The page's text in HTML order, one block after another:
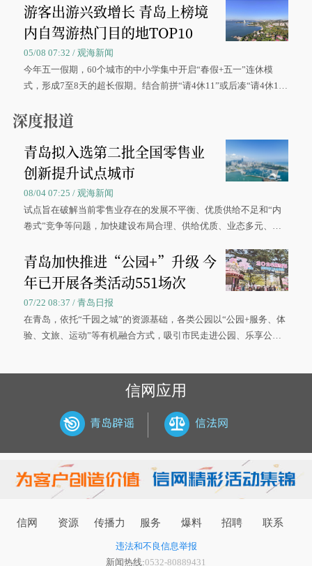
游客出游兴致增长 青岛上榜境
内自驾游热门目的地TOP10
05/08 07:32 / 观海新闻
今年五一假期，60个城市的中小学集中开启“春假+五一”连休模
式，形成7至8天的超长假期。结合前拼“请4休11”或后凑“请4休1
深度报道
青岛拟入选第二批全国零售业
创新提升试点城市
08/04 07:25 / 观海新闻
试点旨在破解当前零售业存在的发展不平衡、优质供给不足和“内
卷式”竞争等问题，加快建设布局合理、供给优质、业态多元、智
青岛加快推进“公园+”升级 今
年已开展各类活动551场次
07/22 08:37 / 青岛日报
在青岛，依托“千园之城”的资源基础，各类公园以“公园+服务、体
验、文旅、运动”等有机融合方式，吸引市民走进公园、乐享公
信网应用
信网 资源 传播力 服务 爆料 招聘 联系
违法和不良信息举报
新闻热线:0532-80889431